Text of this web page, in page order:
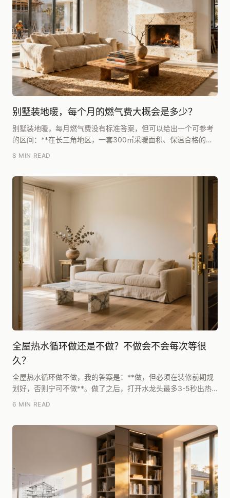
别墅装地暖，每个月的燃气费大概会是多少？
别墅装地暖，每月燃气费没有标准答案，但可以给出一个可参考
的区间：**在长三角地区，一套300㎡采暖面积、保温合格的独
8 MIN READ
全屋热水循环做还是不做？不做会不会每次等很
久？
全屋热水循环做不做，我的答案是：**做，但必须在装修前期规
划好，否则宁可不做**。做了之后，打开水龙头最多3-5秒出热
6 MIN READ